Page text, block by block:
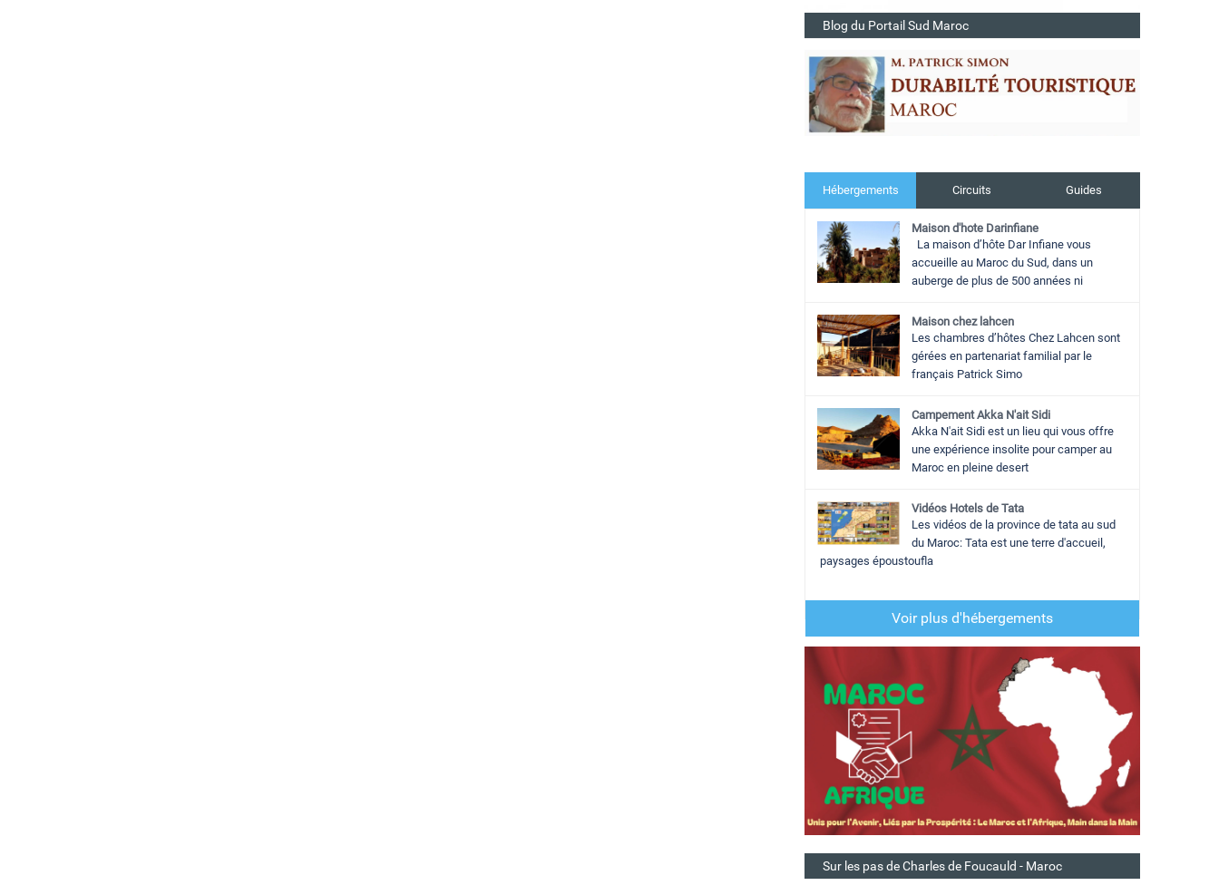
Blog du Portail Sud Maroc
Hébergements Circuits Guides
Maison d'hote Darinfiane
La maison d’hôte Dar Infiane vous
accueille au Maroc du Sud, dans un
auberge de plus de 500 années ni
Maison chez lahcen
Les chambres d’hôtes Chez Lahcen sont
gérées en partenariat familial par le
français Patrick Simo
Campement Akka N'ait Sidi
Akka N'ait Sidi est un lieu qui vous offre
une expérience insolite pour camper au
Maroc en pleine desert
Vidéos Hotels de Tata
Les vidéos de la province de tata au sud
du Maroc: Tata est une terre d'accueil,
paysages époustoufla
Voir plus d'hébergements
Sur les pas de Charles de Foucauld - Maroc